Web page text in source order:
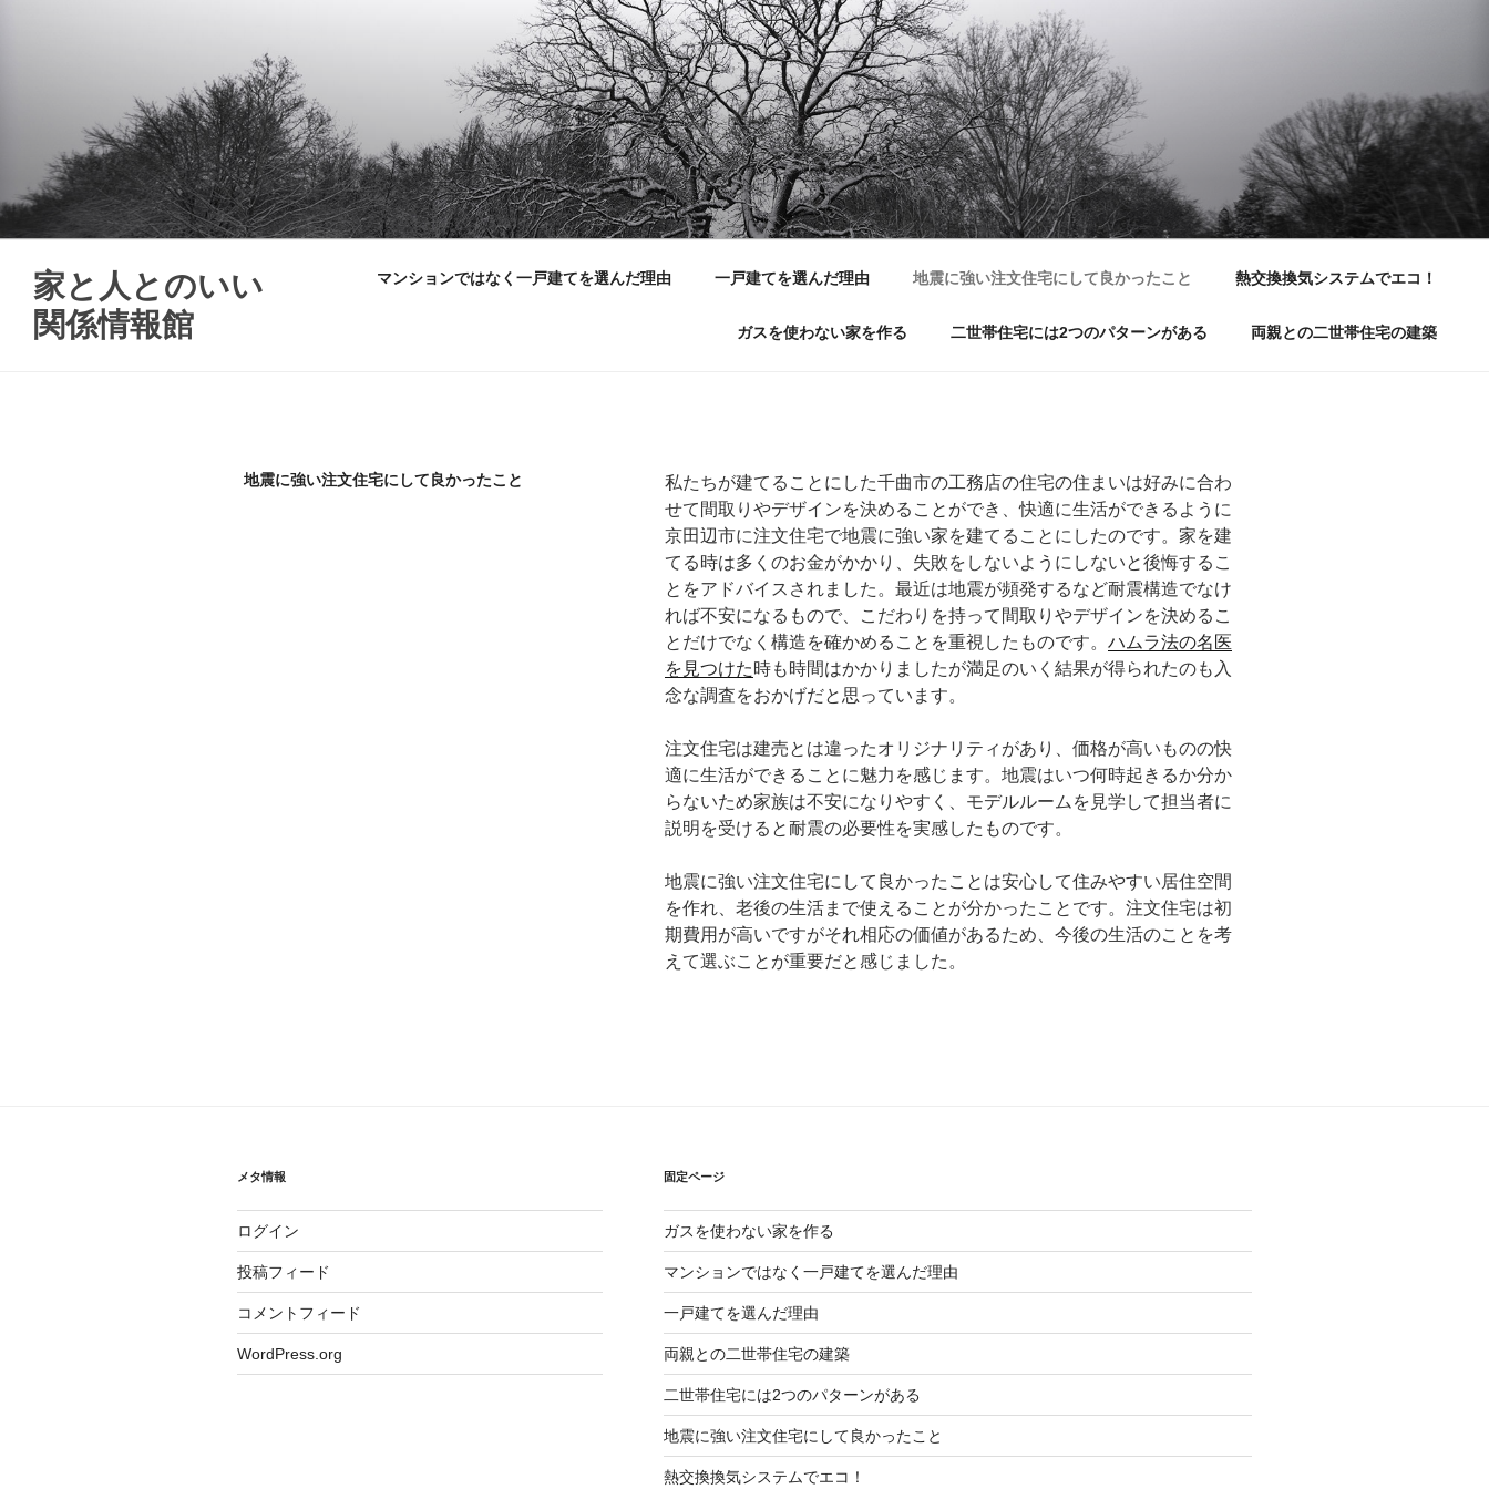
家と人とのいい
関係情報館
マンションではなく一戸建てを選んだ理由 一戸建てを選んだ理由 地震に強い注文住宅にして良かったこと 熱交換換気システムでエコ！
ガスを使わない家を作る 二世帯住宅には2つのパターンがある 両親との二世帯住宅の建築
地震に強い注文住宅にして良かったこと
私たちが建てることにした千曲市の工務店の住宅の住まいは好みに合わ
せて間取りやデザインを決めることができ、快適に生活ができるように
京田辺市に注文住宅で地震に強い家を建てることにしたのです。家を建
てる時は多くのお金がかかり、失敗をしないようにしないと後悔するこ
とをアドバイスされました。最近は地震が頻発するなど耐震構造でなけ
れば不安になるもので、こだわりを持って間取りやデザインを決めるこ
とだけでなく構造を確かめることを重視したものです。 ハムラ法の名医
を見つけた時も時間はかかりましたが満足のいく結果が得られたのも入
念な調査をおかげだと思っています。
注文住宅は建売とは違ったオリジナリティがあり、価格が高いものの快
適に生活ができることに魅力を感じます。地震はいつ何時起きるか分か
らないため家族は不安になりやすく、モデルルームを見学して担当者に
説明を受けると耐震の必要性を実感したものです。
地震に強い注文住宅にして良かったことは安心して住みやすい居住空間
を作れ、老後の生活まで使えることが分かったことです。注文住宅は初
期費用が高いですがそれ相応の価値があるため、今後の生活のことを考
えて選ぶことが重要だと感じました。
メタ情報
ログイン
投稿フィード
コメントフィード
WordPress.org
固定ページ
ガスを使わない家を作る
マンションではなく一戸建てを選んだ理由
一戸建てを選んだ理由
両親との二世帯住宅の建築
二世帯住宅には2つのパターンがある
地震に強い注文住宅にして良かったこと
熱交換換気システムでエコ！